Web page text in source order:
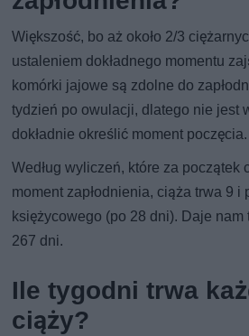
Większość, bo aż około 2/3
ustaleniem dokładnego momentu
komórki jajowe są zdolne do
tydzień po owulacji, dlatego nie jest
dokładnie określić moment poczęcia.
Według wyliczeń, które za początek
moment zapłodnienia, ciąża trwa 9 i
księżycowego (po 28 dni). Daje nam
267 dni.
Ile tygodni trwa
ciąży?